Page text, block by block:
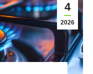
4
2026